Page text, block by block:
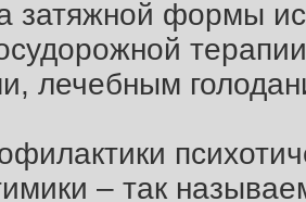
затяжной формы
лечебным
– так